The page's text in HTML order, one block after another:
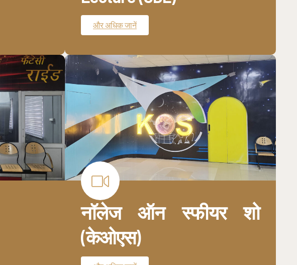
और अधिक जानें
नॉलेज ऑन स्फीयर शो
(केओएस)